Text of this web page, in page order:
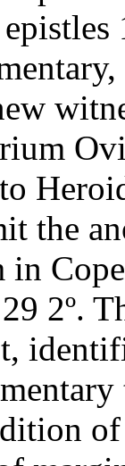
the
in
2º.